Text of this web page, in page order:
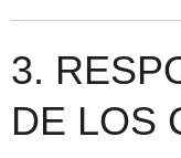
3.
DE LOS